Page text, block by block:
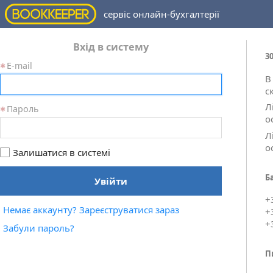
сервіс онлайн-бухгалтерії
Вхід в систему
Е-mail
Пароль
Залишатися в системі
Увійти
Немає аккаунту? Зареєструватися зараз
Забули пароль?
В